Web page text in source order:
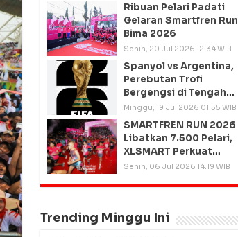
Ribuan Pelari Padati
Gelaran Smartfren Run
Bima 2026
Senin, 20 Jul 2026 12:34 WIB
Spanyol vs Argentina,
Perebutan Trofi
Bergengsi di Tengah
Semangat Persatuan
Minggu, 19 Jul 2026 01:55 WIB
SMARTFREN RUN 2026
Libatkan 7.500 Pelari,
XLSMART Perkuat
Kedekatan dengan
Senin, 06 Jul 2026 14:19 WIB
Trending Minggu Ini